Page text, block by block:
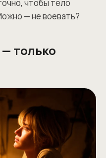
чтобы тело
— не воевать?
только